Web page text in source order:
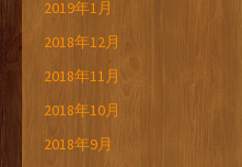
2019年1月
2018年12月
2018年11月
2018年10月
2018年9月